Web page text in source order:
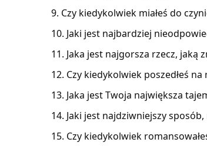
Czy kiedykolwiek miałeś do
Jaki jest najbardziej
Jaka jest najgorsza rzecz, jaką
Czy kiedykolwiek poszedłeś
Jaka jest Twoja największa
Jaki jest najdziwniejszy
Czy kiedykolwiek